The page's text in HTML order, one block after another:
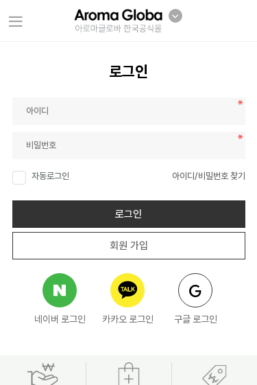
로그인
자동로그인 아이디/비밀번호 찾기
로그인
회원 가입
네이버 로그인 카카오 로그인 구글 로그인